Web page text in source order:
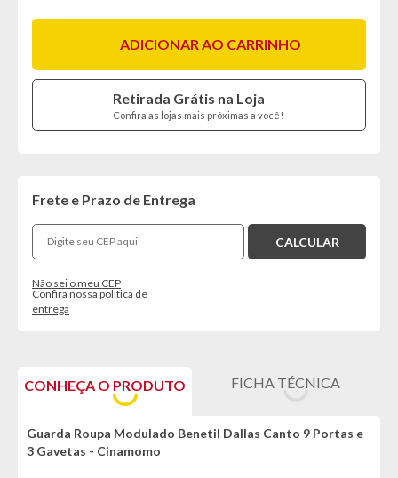
ADICIONAR AO CARRINHO
Retirada Grátis na Loja
Confira as lojas mais próximas a você!
Frete e Prazo de Entrega
Não sei o meu CEP
Confira nossa política de
entrega
CONHEÇA O PRODUTO FICHA TÉCNICA
Guarda Roupa Modulado Benetil Dallas Canto 9 Portas e
3 Gavetas - Cinamomo